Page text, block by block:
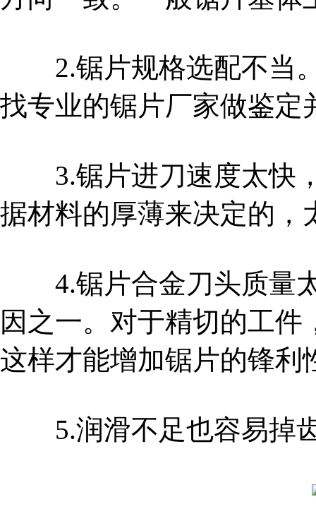
2.锯片规格选配不当。
找专业的锯片厂家做鉴定
3.锯片进刀速度太快，
据材料的厚薄来决定的，
4.锯片合金刀头质量太
因之一。对于精切的工
这样才能增加锯片的锋利
5.润滑不足也容易掉